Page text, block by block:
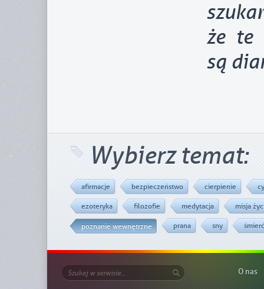
że te
są
Wybierz temat:
afirmacje bezpieczeństwo cierpienie
ezoteryka filozofie medytacja misja
poznanie wewnętrzne prana sny śmierć
O nas